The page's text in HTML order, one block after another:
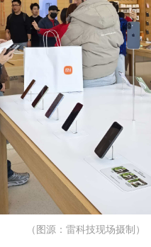
（图源：雷科技现场摄制）